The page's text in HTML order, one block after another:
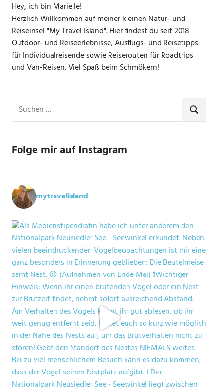
Hey, ich bin Marielle!
Herzlich Willkommen auf meiner kleinen Natur- und
Reiseinsel "My Travel Island". Hier findest du seit 2018
Outdoor- und Reiseerlebnisse, Ausflugs- und Reisetipps
für Individualreisende sowie Reiserouten für Roadtrips
und Van-Reisen. Viel Spaß beim Schmökern!
nach:
SUCHEN
Folge mir auf Instagram
mytravelisland